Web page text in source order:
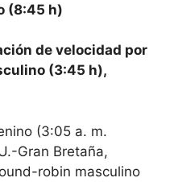
(8:45 h)
de velocidad por
(3:45 h),
(3:05 a. m.
Gran Bretaña,
robin masculino